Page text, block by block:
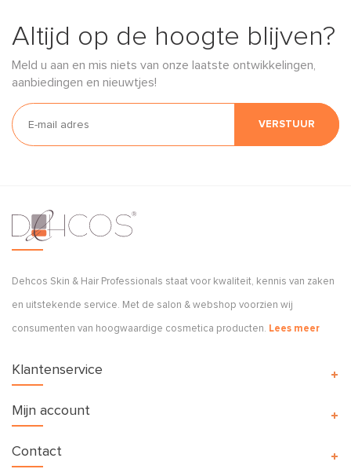
Altijd op de hoogte blijven?
Meld u aan en mis niets van onze laatste ontwikkelingen,
aanbiedingen en nieuwtjes!
VERSTUUR
Dehcos Skin & Hair Professionals staat voor kwaliteit, kennis van zaken
en uitstekende service. Met de salon & webshop voorzien wij
consumenten van hoogwaardige cosmetica producten. Lees meer
Klantenservice
Mijn account
Contact